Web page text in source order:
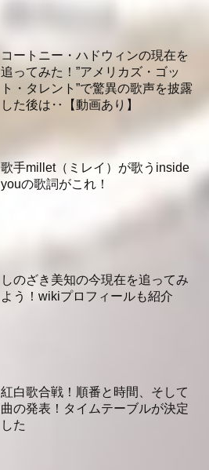
コートニー・ハドウィンの現在を
追ってみた！”アメリカズ・ゴッ
ト・タレント”で驚異の歌声を披露
した後は‥【動画あり】
歌手millet（ミレイ）が歌うinside
youの歌詞がこれ！
しのざき美知の今現在を追ってみ
よう！wikiプロフィールも紹介
紅白歌合戦！順番と時間、そして
曲の発表！タイムテーブルが決定
した